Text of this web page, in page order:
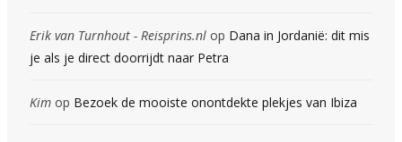
Erik van Turnhout - Reisprins.nl op Dana in Jordanië: dit mis
je als je direct doorrijdt naar Petra
Kim op Bezoek de mooiste onontdekte plekjes van Ibiza